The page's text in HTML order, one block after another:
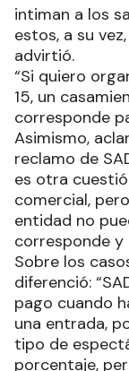
intiman a los
estos, a su
advirtió.
“Si quiero
15, un
corresponde
Asimismo,
reclamo de
es otra
comercial,
entidad no
corresponde y
Sobre los
diferenció:
pago cuando
una entrada,
tipo de
porcentaje,